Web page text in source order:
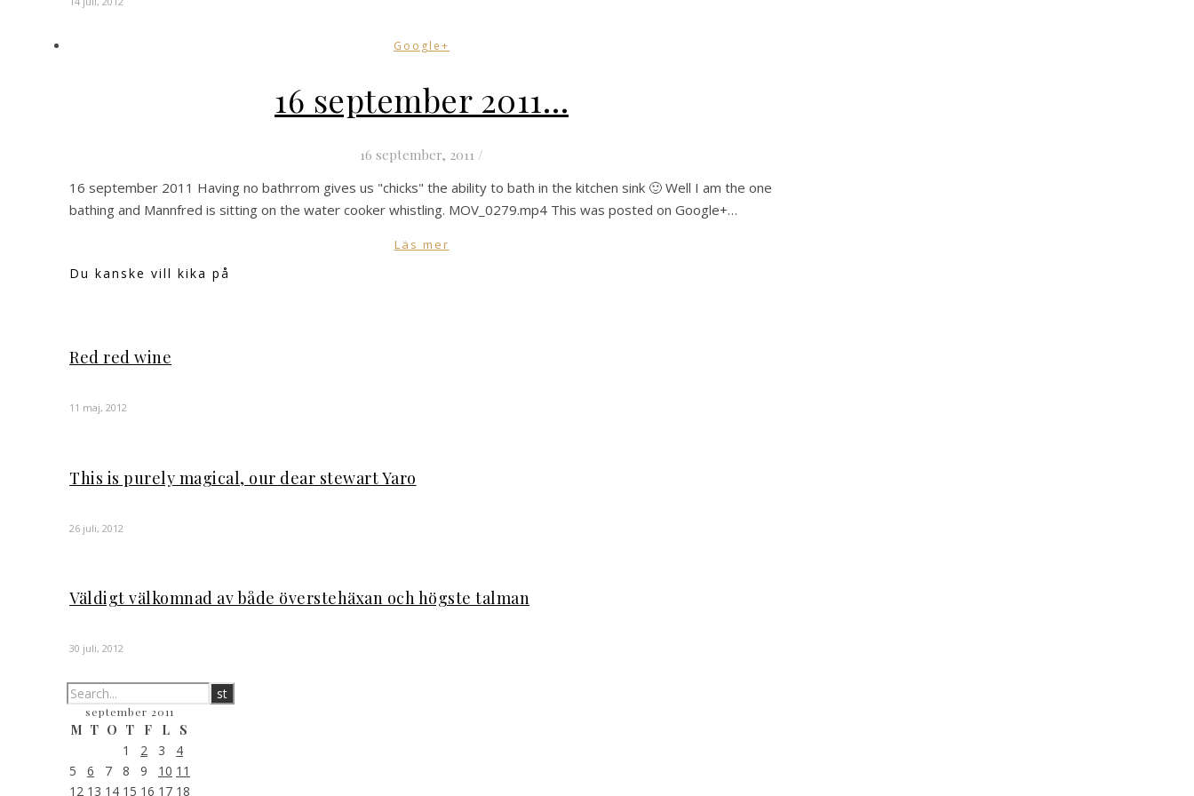
Google+
16 september 2011…
16 september, 2011 /
16 september 2011 Having no bathrrom gives us "chicks" the ability to bath in the kitchen sink 🙂 Well I am the one
bathing and Mannfred is sitting on the water cooker whistling. MOV_0279.mp4 This was posted on Google+…
Läs mer
Du kanske vill kika på
Red red wine
11 maj, 2012
This is purely magical, our dear stewart Yaro
26 juli, 2012
Väldigt välkomnad av både överstehäxan och högste talman
30 juli, 2012
september 2011
M T O T F L
S
1
2 3
4
5
6 7 8 9 10 11
12 13 14 15 16 17 18